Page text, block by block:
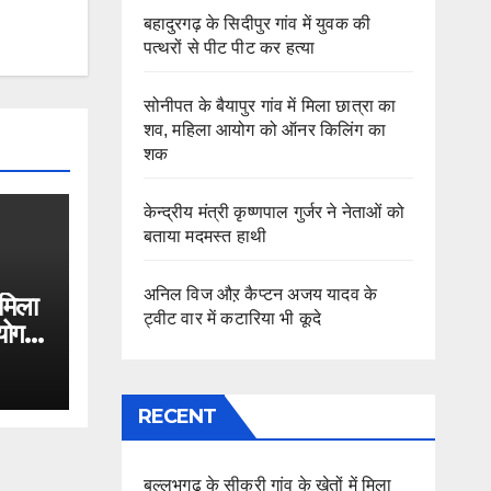
बहादुरगढ़ के सिदीपुर गांव में युवक की
पत्थरों से पीट पीट कर हत्या
सोनीपत के बैयापुर गांव में मिला छात्रा का
शव, महिला आयोग को ऑनर किलिंग का
शक
केन्द्रीय मंत्री कृष्णपाल गुर्जर ने नेताओं को
बताया मदमस्त हाथी
अनिल विज औऱ कैप्टन अजय यादव के
ट्वीट वार में कटारिया भी कूदे
RECENT
बल्लभगढ़ के सीकरी गांव के खेतों में मिला